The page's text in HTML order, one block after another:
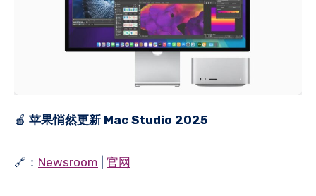
苹果悄然更新 Mac Studio 2025
🔗： Newsroom 官网